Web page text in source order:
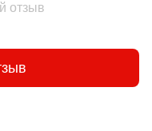
отзыв